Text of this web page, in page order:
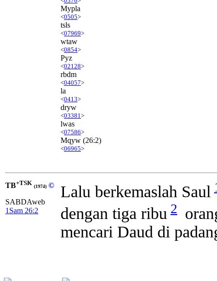
Mypla
<0505>
tsls
<07969>
wtaw
<0854>
Pyz
<02128>
rbdm
<04057>
la
<0413>
dryw
<03381 >
lwas
<07586>
Mqyw (26:2)
<06965>
TB+TSK (1974) ©
SABDAweb
1Sam 26:2
Lalu berkemaslah Saul
dengan tiga ribu 2
mencari Daud di